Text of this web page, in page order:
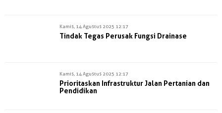
Kamis, 14 Agustus 2025 12:17
Tindak Tegas Perusak Fungsi Drainase
Kamis, 14 Agustus 2025 12:17
Prioritaskan Infrastruktur Jalan Pertanian dan
Pendidikan